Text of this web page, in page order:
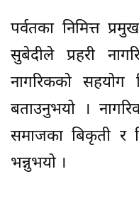
पर्वतका निमित्त
सुबेदीले प्रहरी
नागरिकको
बताउनुभयो ।
समाजका बिकृती र
भन्नुभयो ।